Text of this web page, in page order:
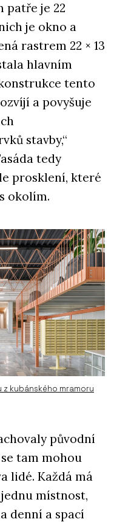
patře je 22
je okno a
rastrem 22 × 13
hlavním
tento
a povyšuje
stavby,“
tedy
prosklení, které
okolím.
kubánského mramoru
původní
tam mohou
lidé. Každá má
místnost,
denní a spací